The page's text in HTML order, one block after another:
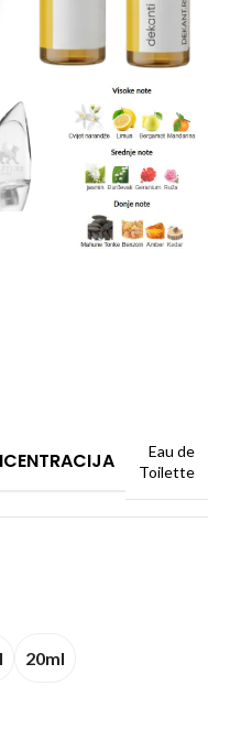
Eau de
Toilette
20ml